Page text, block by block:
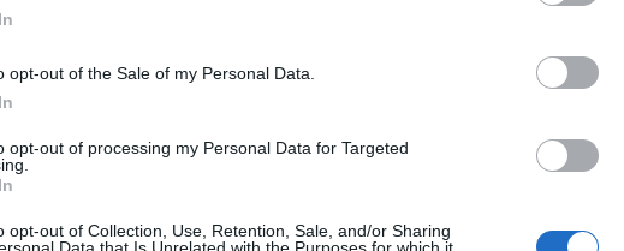
opt-out of the Sale of my Personal Data.
opt-out of processing my Personal Data for Targeted
opt-out of Collection, Use, Retention, Sale, and/or Sharing
d’Amanda Sthers.
peu blasé et plus vraiment dans le coup…
4